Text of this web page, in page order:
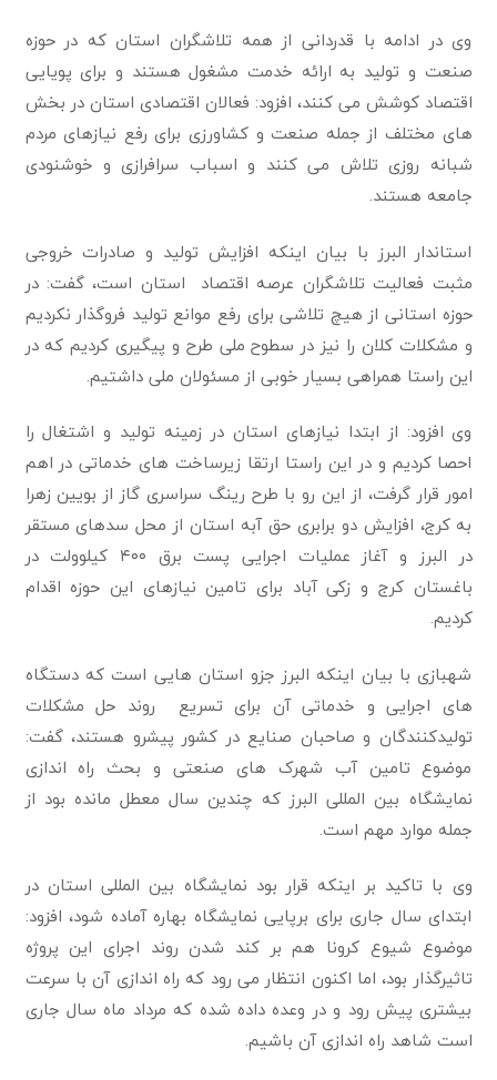
وی در ادامه با قدردانی از همه تلاشگران استان که در حوزه
صنعت و تولید به ارائه خدمت مشغول هستند و برای پویایی
اقتصاد کوشش می کنند، افزود: فعالان اقتصادی استان در بخش
های مختلف از جمله صنعت و کشاورزی برای رفع نیازهای مردم
شبانه روزی تلاش می کنند و اسباب سرافرازی و خوشنودی
جامعه هستند.
استاندار البرز با بیان اینکه افزایش تولید و صادرات خروجی
مثبت فعالیت تلاشگران عرصه اقتصاد استان است، گفت: در
حوزه استانی از هیچ تلاشی برای رفع موانع تولید فروگذار نکردیم
و مشکلات کلان را نیز در سطوح ملی طرح و پیگیری کردیم که در
این راستا همراهی بسیار خوبی از مسئولان ملی داشتیم.
وی افزود: از ابتدا نیازهای استان در زمینه تولید و اشتغال را
احصا کردیم و در این راستا ارتقا زیرساخت های خدماتی در اهم
امور قرار گرفت، از این رو با طرح رینگ سراسری گاز از بویین زهرا
به کرج، افزایش دو برابری حق آبه استان از محل سدهای مستقر
در البرز و آغاز عملیات اجرایی پست برق ۴۰۰ کیلوولت در
باغستان کرج و زکی آباد برای تامین نیازهای این حوزه اقدام
کردیم.
شهبازی با بیان اینکه البرز جزو استان هایی است که دستگاه
های اجرایی و خدماتی آن برای تسریع روند حل مشکلات
تولیدکنندگان و صاحبان صنایع در کشور پیشرو هستند، گفت:
موضوع تامین آب شهرک های صنعتی و بحث راه اندازی
نمایشگاه بین المللی البرز که چندین سال معطل مانده بود از
جمله موارد مهم است.
وی با تاکید بر اینکه قرار بود نمایشگاه بین المللی استان در
ابتدای سال جاری برای برپایی نمایشگاه بهاره آماده شود، افزود:
موضوع شیوع کرونا هم بر کند شدن روند اجرای این پروژه
تاثیرگذار بود، اما اکنون انتظار می رود که راه اندازی آن با سرعت
بیشتری پیش رود و در وعده داده شده که مرداد ماه سال جاری
است شاهد راه اندازی آن باشیم.